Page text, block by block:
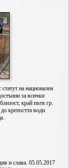
на национален
за всички
край пътя гр.
крепостта води
и слава. 05.05.2017